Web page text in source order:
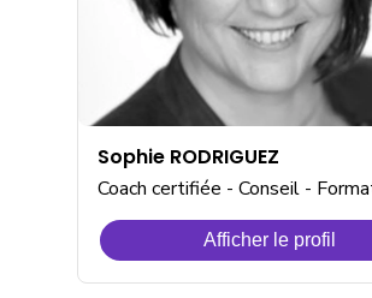
Sophie RODRIGUEZ
Coach certifiée - Conseil -
Afficher le profil
de